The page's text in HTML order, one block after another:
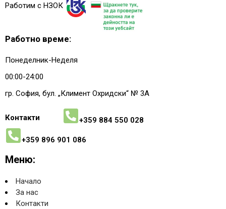
Работим с НЗОК
Работно време:
Понеделник-Неделя
00:00-24:00
гр. София, бул. „Климент Охридски“ № 3A
Контакти +359 884 550 028
+359 896 901 086
Меню:
Начало
За нас
Контакти